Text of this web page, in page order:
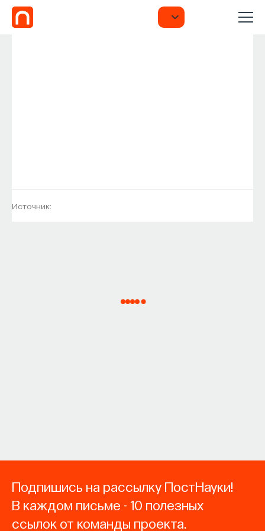
Источник:
Подпишись на рассылку ПостНауки!
В каждом письме - 10 полезных
ссылок от команды проекта.